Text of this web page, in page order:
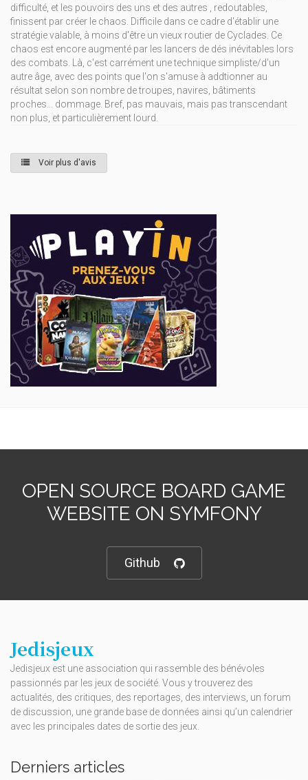
difficulté, et les pouvoirs des uns et des autres , redoutables,
finissent par créer le chaos. Difficile dans ce cadre d'établir une
stratégie valable, à moins d'être un vieux routier de Cyclades. Ce
chaos est encore augmenté par les lancers de dés inévitables lors
des combats. Là, c'est carrément une technique simpliste/d'un
autre âge, avec des points que l'on s'amuse à addtionner au
résultat selon son nombre de troupes, navires, bâtiments
proches... dommage. Bref, pas mauvais, mais pas transcendant
non plus, et particulièrement lourd.
Voir plus d'avis
OPEN SOURCE BOARD GAME
WEBSITE ON SYMFONY
Github
Jedisjeux
Jedisjeux est une association qui rassemble des bénévoles
passionnés par les jeux de société. Vous y trouverez des
actualités, des critiques, des reportages, des interviews, un forum
de discussion, une grande base de données ainsi qu’un calendrier
avec les principales dates de sortie des jeux.
Derniers articles